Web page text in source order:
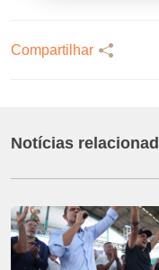
Compartilhar
Notícias